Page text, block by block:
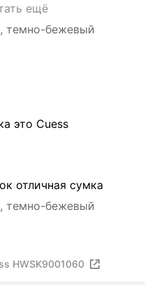
ещё
темно-бежевый
это Cuess
отличная сумка
темно-бежевый
HWSK9001060